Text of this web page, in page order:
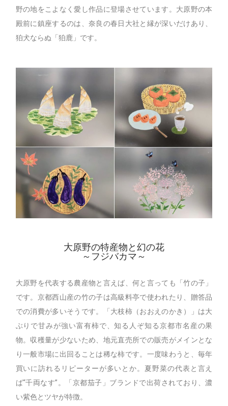
野の地をこよなく愛し作品に登場させています。大原野の本
殿前に鎮座するのは、奈良の春日大社と縁が深いだけあり、
狛犬ならぬ「狛鹿」です。
大原野の特産物と幻の花
～フジバカマ～
大原野を代表する農産物と言えば、何と言っても「竹の子」
です。京都西山産の竹の子は高級料亭で使われたり、贈答品
での消費が多いそうです。「大枝柿（おおえのかき）」は大
ぶりで甘みが強い富有柿で、知る人ぞ知る京都市名産の果
物。収穫量が少ないため、地元直売所での販売がメインとな
り一般市場に出回ることは稀な柿です。一度味わうと、毎年
買いに訪れるリピーターが多いとか。夏野菜の代表と言え
ば“千両なす”。「京都茄子」ブランドで出荷されており、濃
い紫色とツヤが特徴。